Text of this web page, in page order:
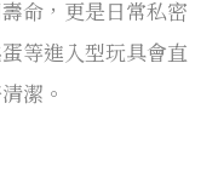
命，更是日常私密
等進入型玩具會直
潔。